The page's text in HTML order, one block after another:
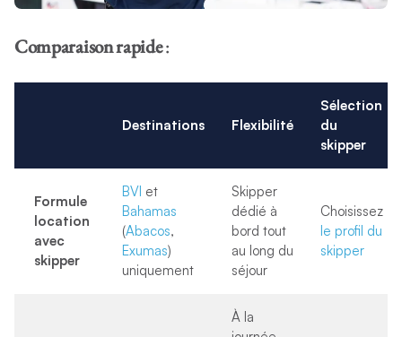
Comparaison rapide:
Destinations Flexibilité
Sélection
du
skipper
Formule
location
avec
skipper
BVI et
Bahamas
(Abacos,
Exumas)
uniquement
Skipper
dédié à
bord tout
au long du
séjour
Choisissez
le profil du
skipper
À la